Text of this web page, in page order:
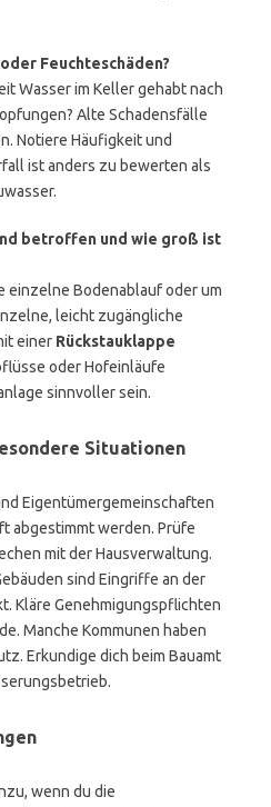
Feuchteschäden?
Wasser im Keller gehabt nach
Alte Schadensfälle
Notiere Häufigkeit und
ist anders zu bewerten als
betroffen und wie groß ist
einzelne Bodenablauf oder um
leicht zugängliche
einer Rückstauklappe
oder Hofeinläufe
sinnvoller sein.
Situationen
Eigentümergemeinschaften
abgestimmt werden. Prüfe
mit der Hausverwaltung.
sind Eingriffe an der
Kläre Genehmigungspflichten
Manche Kommunen haben
Erkundige dich beim Bauamt
wenn du die